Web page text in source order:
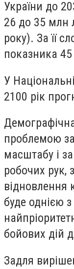
України до
26 до 35 млн
року). За її
показника
У
2100 рік
проблемою
масштабу і
робочих рук,
відновлення
буде однією
бойових дій
Задля